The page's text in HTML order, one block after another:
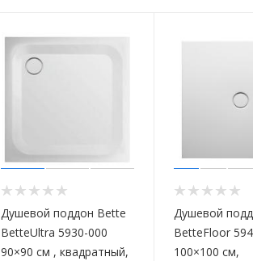
Душевой поддон Bette
BetteUltra 5930-000
90×90 см , квадратный,
Душевой
BetteFloor
100×100 см,